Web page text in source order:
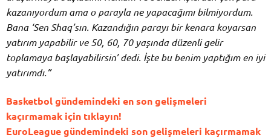
kazanıyordum ama o parayla ne yapacağımı bilmiyordum.
Bana ‘Sen Shaq’sın. Kazandığın parayı bir kenara koyarsan
yatırım yapabilir ve 50, 60, 70 yaşında düzenli gelir
toplamaya başlayabilirsin’ dedi. İşte bu benim yaptığım en iyi
yatırımdı.”
Basketbol gündemindeki en son gelişmeleri
kaçırmamak için tıklayın!
EuroLeague gündemindeki son gelişmeleri kaçırmamak